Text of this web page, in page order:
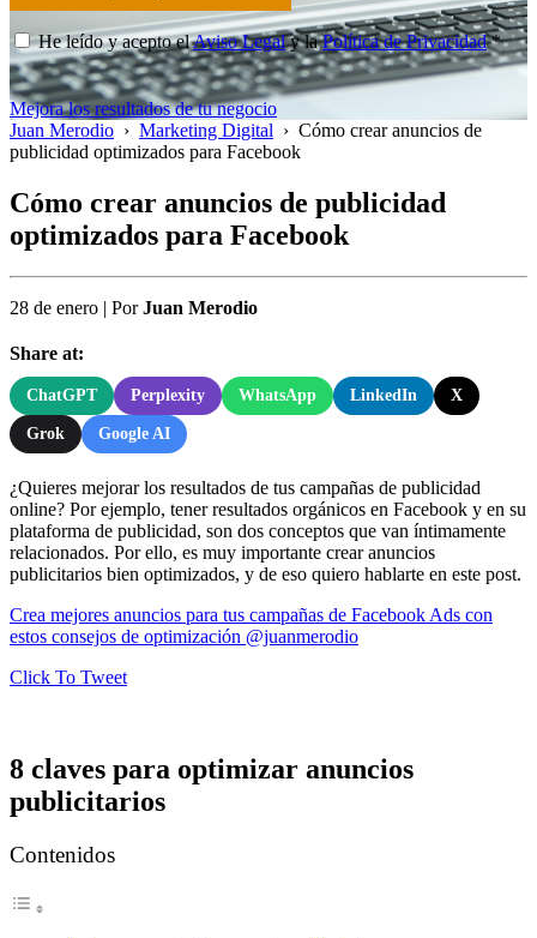
He leído y acepto elAviso Legaly laPolítica de Privacidad*
Mejora los resultados de tu negocio
Juan Merodio › Marketing Digital › Cómo crear anuncios de
publicidad optimizados para Facebook
Cómo crear anuncios de publicidad
optimizados para Facebook
28 de enero | PorJuan Merodio
Share at:
ChatGPT Perplexity WhatsApp LinkedIn X
Grok Google AI
¿Quieres mejorar los resultados de tus campañas de publicidad
online? Por ejemplo, tener resultados orgánicos en Facebook y en su
plataforma de publicidad, son dos conceptos que van íntimamente
relacionados. Por ello, es muy importante crear anuncios
publicitarios bien optimizados, y de eso quiero hablarte en este post.
Crea mejores anuncios para tus campañas de Facebook Ads con
estos consejos de optimización @juanmerodio
Click To Tweet
8 claves para optimizar anuncios
publicitarios
Contenidos